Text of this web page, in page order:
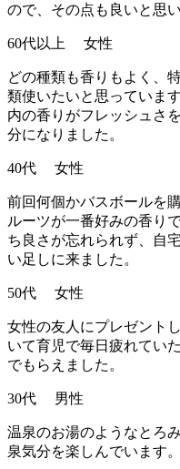
ので、その点も良いと思い
60代以上 女性
どの種類も香りもよく、
類使いたいと思っていま
内の香りがフレッシュさ
分になりました。
40代 女性
前回何個かバスボールを
ルーツが一番好みの香り
ち良さが忘れられず、自
い足しに来ました。
50代 女性
女性の友人にプレゼント
いて育児で毎日疲れてい
でもらえました。
30代 男性
温泉のお湯のようなとろ
泉気分を楽しんでいます